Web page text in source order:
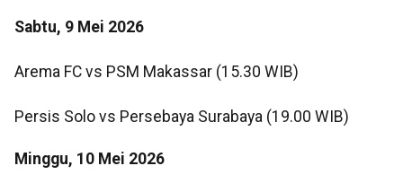
Sabtu, 9 Mei 2026
Arema FC vs PSM Makassar (15.30 WIB)
Persis Solo vs Persebaya Surabaya (19.00 WIB)
Minggu, 10 Mei 2026